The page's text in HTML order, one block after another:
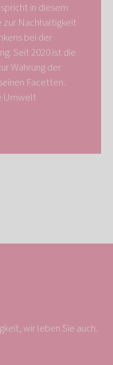
in diesem
zur Nachhaltigkeit
bei der
Seit 2020 ist die
Wahrung der
Facetten.
Umwelt
wir leben Sie auch.